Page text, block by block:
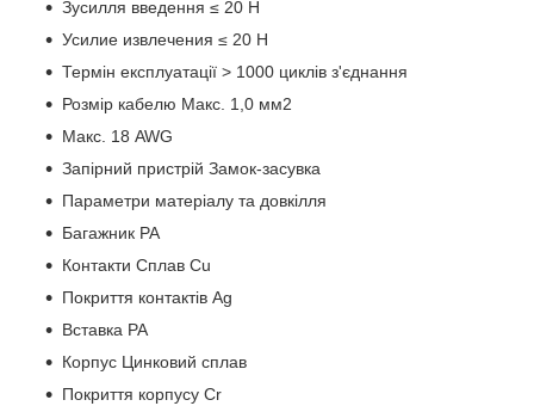
Зусилля введення ≤ 20 Н
Усилие извлечения ≤ 20 Н
Термін експлуатації > 1000 циклів з'єднання
Розмір кабелю Макс. 1,0 мм2
Макс. 18 AWG
Запірний пристрій Замок-засувка
Параметри матеріалу та довкілля
Багажник PA
Контакти Сплав Cu
Покриття контактів Ag
Вставка PA
Корпус Цинковий сплав
Покриття корпусу Cr